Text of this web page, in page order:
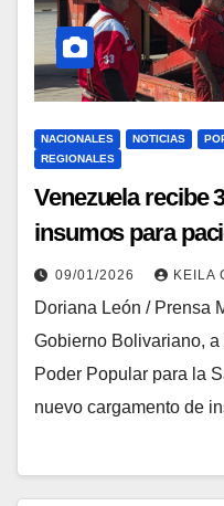
NACIONALES NOTICIAS
REGIONALES
Venezuela recibe
insumos para
09/01/2026 KEILA
Doriana León / Prensa
Gobierno Bolivariano, a
Poder Popular para la
nuevo cargamento de